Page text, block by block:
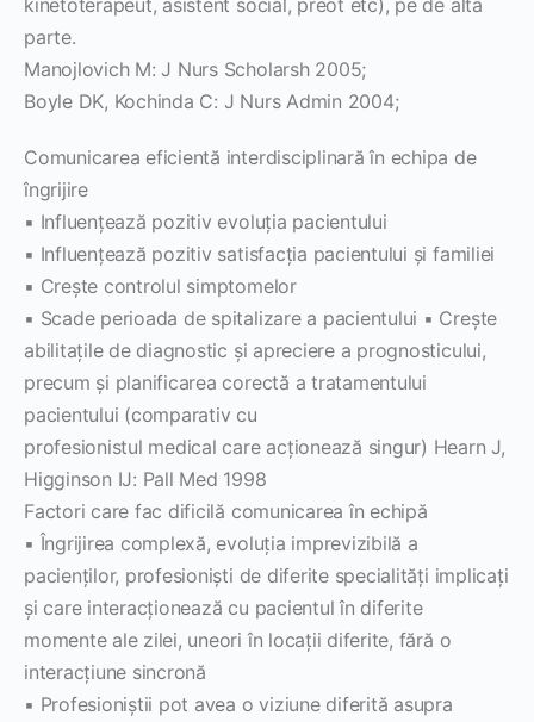
parte.
Manojlovich M: J Nurs Scholarsh 2005;
Boyle DK, Kochinda C: J Nurs Admin 2004;
Comunicarea eficientă interdisciplinară în echipa de
îngrijire
▪ Influenţează pozitiv evoluţia pacientului
▪ Influenţează pozitiv satisfacţia pacientului şi familiei
▪ Creşte controlul simptomelor
▪ Scade perioada de spitalizare a pacientului ▪ Creşte
abilitaţile de diagnostic şi apreciere a prognosticului,
precum şi planificarea corectă a tratamentului
pacientului (comparativ cu
profesionistul medical care acţionează singur) Hearn J,
Higginson IJ: Pall Med 1998
Factori care fac dificilă comunicarea în echipă
▪ Îngrijirea complexă, evoluţia imprevizibilă a
pacienţilor, profesionişti de diferite specialităţi implicaţi
şi care interacţionează cu pacientul în diferite
momente ale zilei, uneori în locaţii diferite, fără o
interacţiune sincronă
▪ Profesioniştii pot avea o viziune diferită asupra